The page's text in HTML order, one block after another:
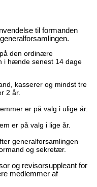
til formanden
den ordinære
i hænde senest 14 dage
kasserer og mindst tre
2 år.
er på valg i ulige år.
er på valg i lige år.
generalforsamlingen
og sekretær.
og revisorsuppleant for
medlemmer af